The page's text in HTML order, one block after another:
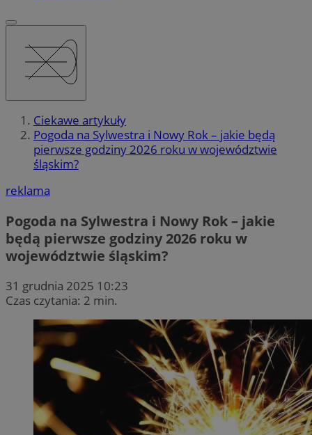
Ciekawe artykuły
Pogoda na Sylwestra i Nowy Rok – jakie będą
pierwsze godziny 2026 roku w województwie
śląskim?
reklama
Pogoda na Sylwestra i Nowy Rok – jakie
będą pierwsze godziny 2026 roku w
województwie śląskim?
31 grudnia 2025 10:23
Czas czytania: 2 min.